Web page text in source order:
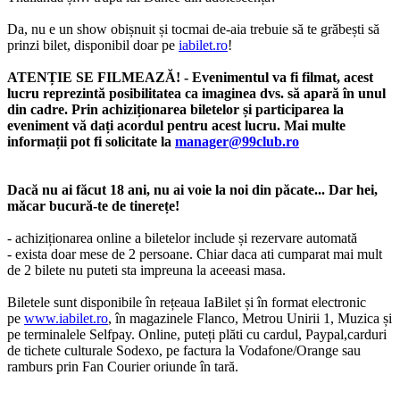
Da, nu e un show obișnuit și tocmai de-aia trebuie să te grăbești să
prinzi bilet, disponibil doar pe iabilet.ro!
ATENȚIE SE FILMEAZĂ! - Evenimentul va fi filmat, acest
lucru reprezintă posibilitatea ca imaginea dvs. să apară în unul
din cadre. Prin achiziționarea biletelor și participarea la
eveniment vă dați acordul pentru acest lucru. Mai multe
informații pot fi solicitate la manager@99club.ro
Dacă nu ai făcut 18 ani, nu ai voie la noi din păcate... Dar hei,
măcar bucură-te de tinerețe!
- achiziționarea online a biletelor include și rezervare automată
- exista doar mese de 2 persoane. Chiar daca ati cumparat mai mult
de 2 bilete nu puteti sta impreuna la aceeasi masa.
Biletele sunt disponibile în rețeaua IaBilet și în format electronic
pe www.iabilet.ro, în magazinele Flanco, Metrou Unirii 1, Muzica și
pe terminalele Selfpay. Online, puteți plăti cu cardul, Paypal,carduri
de tichete culturale Sodexo, pe factura la Vodafone/Orange sau
ramburs prin Fan Courier oriunde în tară.